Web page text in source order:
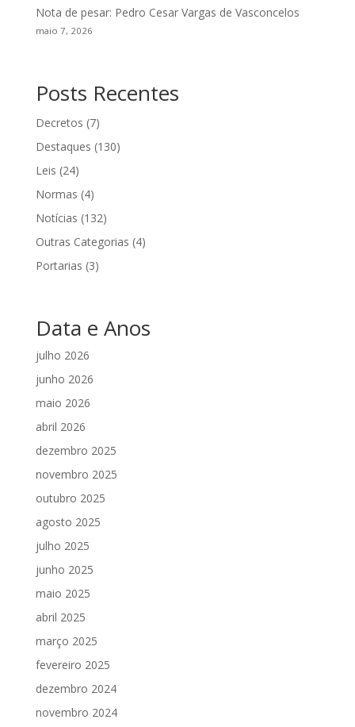
Nota de pesar: Pedro Cesar Vargas de Vasconcelos
maio 7, 2026
Posts Recentes
Decretos (7)
Destaques (130)
Leis (24)
Normas (4)
Notícias (132)
Outras Categorias (4)
Portarias (3)
Data e Anos
julho 2026
junho 2026
maio 2026
abril 2026
dezembro 2025
novembro 2025
outubro 2025
agosto 2025
julho 2025
junho 2025
maio 2025
abril 2025
março 2025
fevereiro 2025
dezembro 2024
novembro 2024